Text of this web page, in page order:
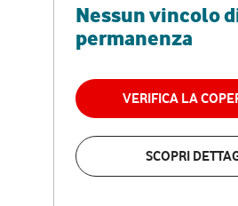
Nessun vincolo
permanenza
VERIFICA LA
SCOPRI
RETE FISSA +
29,95€
VERIFICA